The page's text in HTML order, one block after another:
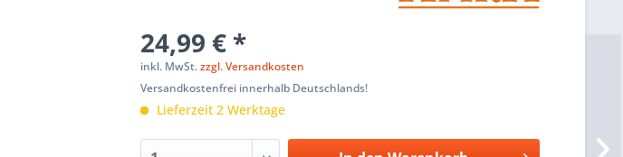
24,99 € *
inkl. MwSt.zzgl. Versandkosten
Versandkostenfrei innerhalb Deutschlands!
Lieferzeit 2 Werktage